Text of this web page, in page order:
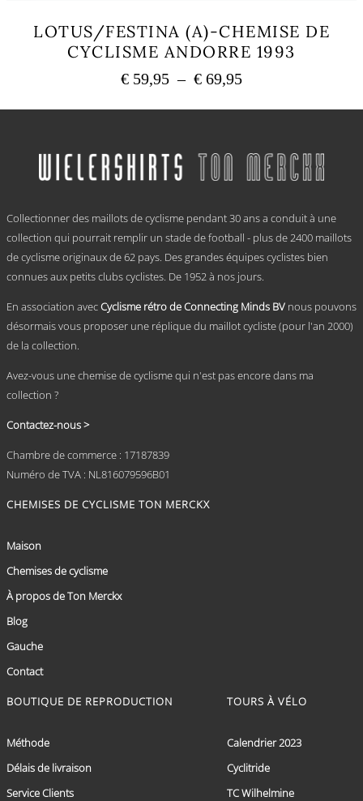
LOTUS/FESTINA (A)-CHEMISE DE
CYCLISME ANDORRE 1993
€ 59,95 – € 69,95Plage
prix :
à
€ 69,95
variations.
Les
être
choisies
la
page
produit
Collectionner des maillots de cyclisme pendant 30 ans a conduit à une
collection qui pourrait remplir un stade de football - plus de 2400 maillots
de cyclisme originaux de 62 pays. Des grandes équipes cyclistes bien
connues aux petits clubs cyclistes. De 1952 à nos jours.
En association avecCyclisme rétro de Connecting Minds BV nous pouvons
désormais vous proposer une réplique du maillot cycliste (pour l'an 2000)
de la collection.
Avez-vous une chemise de cyclisme qui n'est pas encore dans ma
collection ?
Contactez-nous >
Chambre de commerce : 17187839
Numéro de TVA : NL816079596B01
CHEMISES DE CYCLISME TON MERCKX
Maison
Chemises de cyclisme
À propos de Ton Merckx
Blog
Gauche
Contact
BOUTIQUE DE REPRODUCTION
Méthode
Délais de livraison
Service Clients
TOURS À VÉLO
Calendrier 2023
Cyclitride
TC Wilhelmine